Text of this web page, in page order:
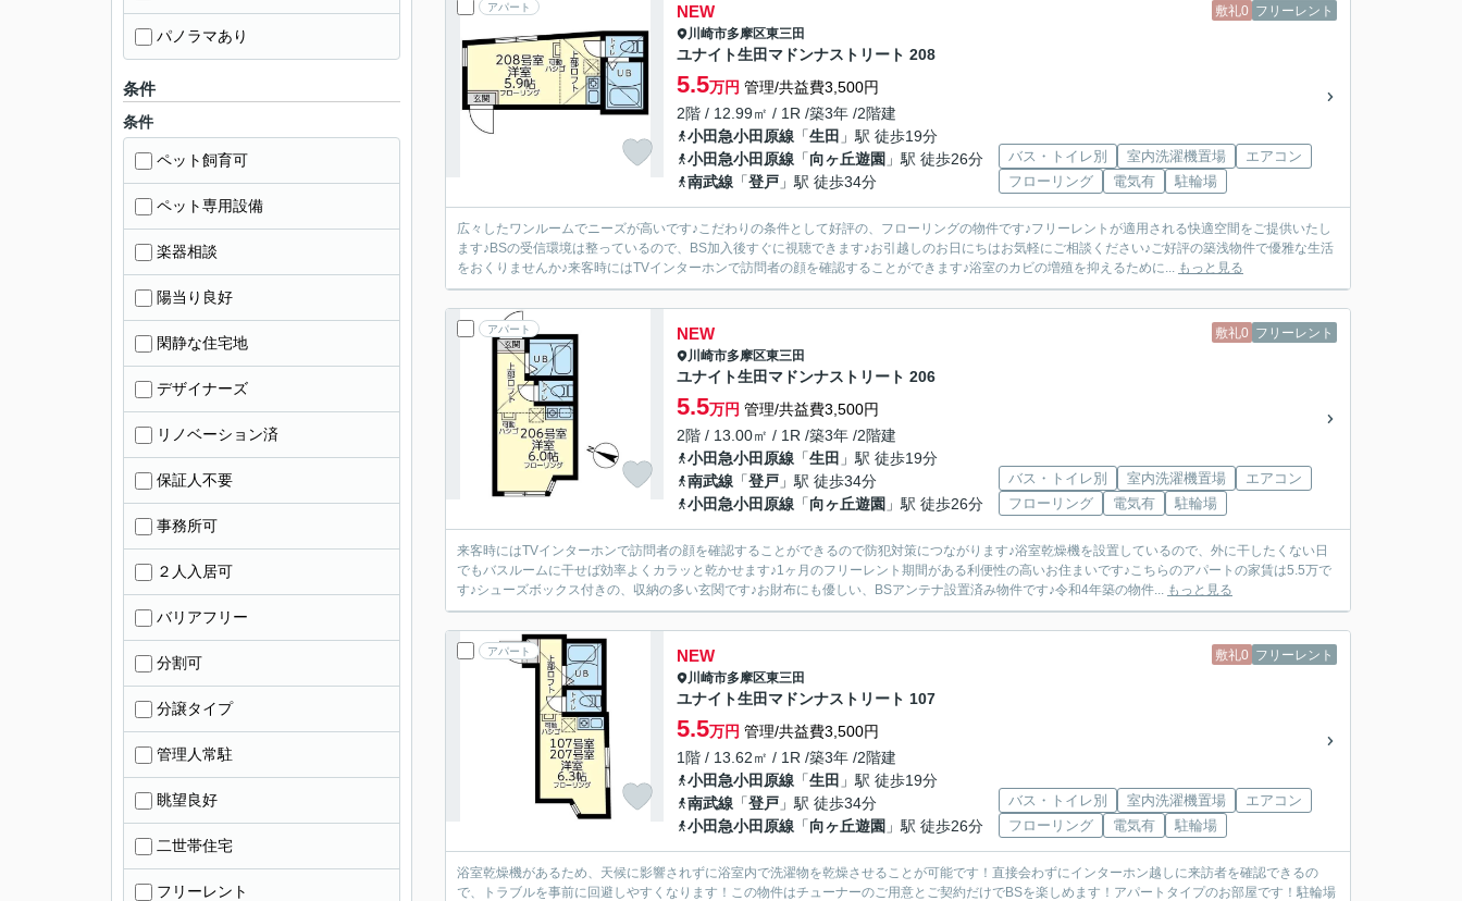
アパート 敷礼0 フリーレント
NEW
川崎市多摩区東三田
ユナイト生田マドンナストリート 208
5.5万円 管理/共益費3,500円
2階 / 12.99㎡ / 1R /築3年 /2階建
小田急小田原線 「生田 」駅 徒歩19分
小田急小田原線 「向ヶ丘遊園 」駅 徒歩26分
南武線 「登戸 」駅 徒歩34分
バス・トイレ別 室内洗濯機置場
エアコン
フローリング
電気有 駐輪場
広々したワンルームでニーズが高いです♪こだわりの条件として好評の、フローリングの物件です♪フリーレントが適用される快適空間をご提供いたし
ます♪BSの受信環境は整っているので、BS加入後すぐに視聴できます♪お引越しのお日にちはお気軽にご相談ください♪ご好評の築浅物件で優雅な生活
をおくりませんか♪来客時にはTVインターホンで訪問者の顔を確認することができます♪浴室のカビの増殖を抑えるために... もっと見る
アパート 敷礼0 フリーレント
NEW
川崎市多摩区東三田
ユナイト生田マドンナストリート 206
5.5万円 管理/共益費3,500円
2階 / 13.00㎡ / 1R /築3年 /2階建
小田急小田原線 「生田 」駅 徒歩19分
南武線 「登戸 」駅 徒歩34分
小田急小田原線 「向ヶ丘遊園 」駅 徒歩26分
バス・トイレ別 室内洗濯機置場
エアコン
フローリング
電気有 駐輪場
来客時にはTVインターホンで訪問者の顔を確認することができるので防犯対策につながります♪浴室乾燥機を設置しているので、外に干したくない日
でもバスルームに干せば効率よくカラッと乾かせます♪1ヶ月のフリーレント期間がある利便性の高いお住まいです♪こちらのアパートの家賃は5.5万で
す♪シューズボックス付きの、収納の多い玄関です♪お財布にも優しい、BSアンテナ設置済み物件です♪令和4年築の物件... もっと見る
アパート 敷礼0 フリーレント
NEW
川崎市多摩区東三田
ユナイト生田マドンナストリート 107
5.5万円 管理/共益費3,500円
1階 / 13.62㎡ / 1R /築3年 /2階建
小田急小田原線 「生田 」駅 徒歩19分
南武線 「登戸 」駅 徒歩34分
小田急小田原線 「向ヶ丘遊園 」駅 徒歩26分
バス・トイレ別 室内洗濯機置場
エアコン
フローリング
電気有 駐輪場
浴室乾燥機があるため、天候に影響されずに浴室内で洗濯物を乾燥させることが可能です！直接会わずにインターホン越しに来訪者を確認できるの
で、トラブルを事前に回避しやすくなります！この物件はチューナーのご用意とご契約だけでBSを楽しめます！アパートタイプのお部屋です！駐輪場
パノラマあり
条件
条件
ペット飼育可
ペット専用設備
楽器相談
陽当り良好
閑静な住宅地
デザイナーズ
リノベーション済
保証人不要
事務所可
２人入居可
バリアフリー
分割可
分譲タイプ
管理人常駐
眺望良好
二世帯住宅
フリーレント